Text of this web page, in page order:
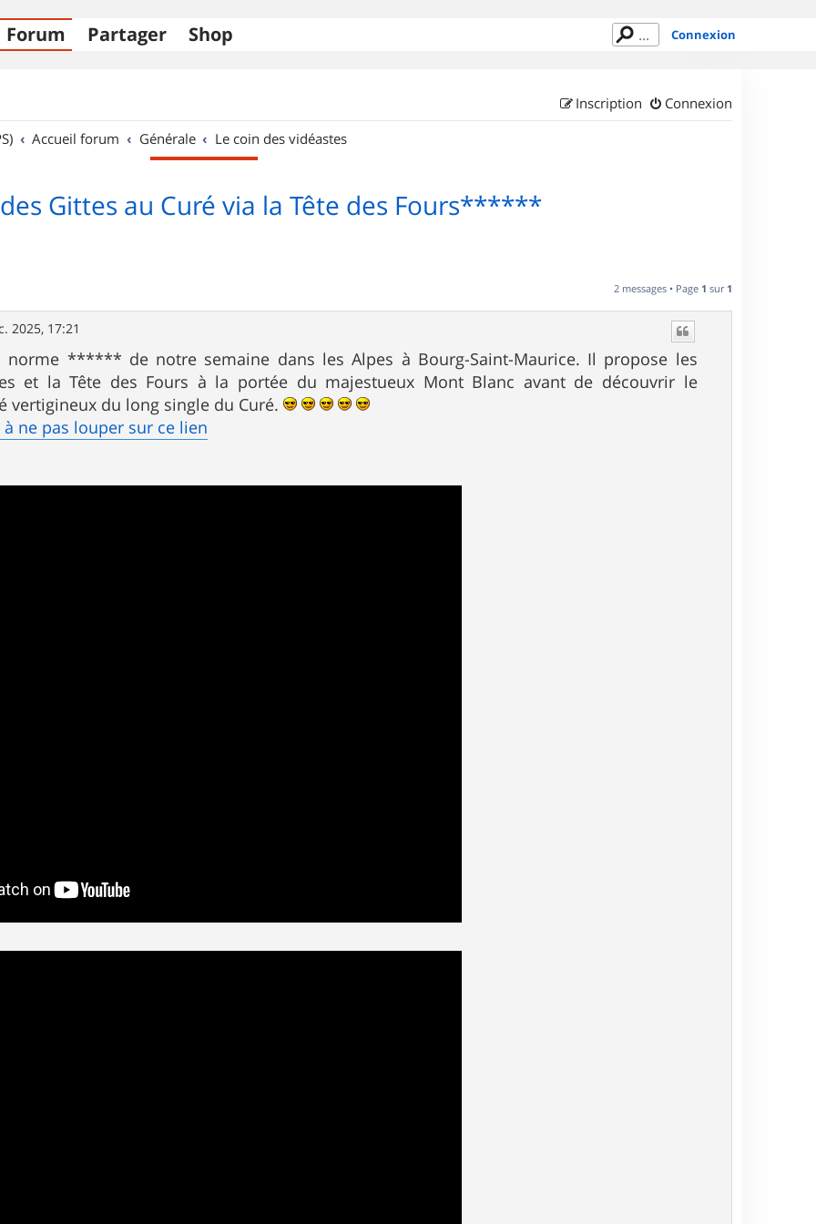
Forum Partager Shop Connexion
Connexion
Inscription
Accueil forum Générale Le coin des vidéastes
Gittes au Curé via la Tête des Fours******
2 messages • Page 1 sur 1
2025, 17:21
norme ****** de notre semaine dans les Alpes à Bourg-Saint-Maurice. Il propose les
et la Tête des Fours à la portée du majestueux Mont Blanc avant de découvrir le
vertigineux du long single du Curé.
ne pas louper sur ce lien